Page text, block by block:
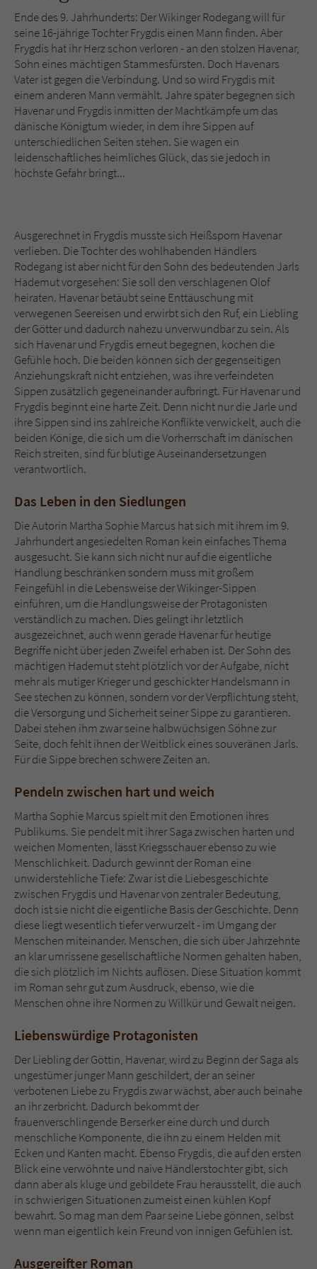
Ende des 9. Jahrhunderts: Der Wikinger Rodegang will für
seine 16-jährige Tochter Frygdis einen Mann finden. Aber
Frygdis hat ihr Herz schon verloren - an den stolzen Havenar,
Sohn eines mächtigen Stammesfürsten. Doch Havenars
Vater ist gegen die Verbindung. Und so wird Frygdis mit
einem anderen Mann vermählt. Jahre später begegnen sich
Havenar und Frygdis inmitten der Machtkämpfe um das
dänische Königtum wieder, in dem ihre Sippen auf
unterschiedlichen Seiten stehen. Sie wagen ein
leidenschaftliches heimliches Glück, das sie jedoch in
höchste Gefahr bringt...
Ausgerechnet in Frygdis musste sich Heißsporn Havenar
verlieben. Die Tochter des wohlhabenden Händlers
Rodegang ist aber nicht für den Sohn des bedeutenden Jarls
Hademut vorgesehen: Sie soll den verschlagenen Olof
heiraten. Havenar betäubt seine Enttäuschung mit
verwegenen Seereisen und erwirbt sich den Ruf, ein Liebling
der Götter und dadurch nahezu unverwundbar zu sein. Als
sich Havenar und Frygdis erneut begegnen, kochen die
Gefühle hoch. Die beiden können sich der gegenseitigen
Anziehungskraft nicht entziehen, was ihre verfeindeten
Sippen zusätzlich gegeneinander aufbringt. Für Havenar und
Frygdis beginnt eine harte Zeit. Denn nicht nur die Jarle und
ihre Sippen sind ins zahlreiche Konflikte verwickelt, auch die
beiden Könige, die sich um die Vorherrschaft im dänischen
Reich streiten, sind für blutige Auseinandersetzungen
verantwortlich.
Das Leben in den Siedlungen
Die Autorin Martha Sophie Marcus hat sich mit ihrem im 9.
Jahrhundert angesiedelten Roman kein einfaches Thema
ausgesucht. Sie kann sich nicht nur auf die eigentliche
Handlung beschränken sondern muss mit großem
Feingefühl in die Lebensweise der Wikinger-Sippen
einführen, um die Handlungsweise der Protagonisten
verständlich zu machen. Dies gelingt ihr letztlich
ausgezeichnet, auch wenn gerade Havenar für heutige
Begriffe nicht über jeden Zweifel erhaben ist. Der Sohn des
mächtigen Hademut steht plötzlich vor der Aufgabe, nicht
mehr als mutiger Krieger und geschickter Handelsmann in
See stechen zu können, sondern vor der Verpflichtung steht,
die Versorgung und Sicherheit seiner Sippe zu garantieren.
Dabei stehen ihm zwar seine halbwüchsigen Söhne zur
Seite, doch fehlt ihnen der Weitblick eines souveränen Jarls.
Für die Sippe brechen schwere Zeiten an.
Pendeln zwischen hart und weich
Martha Sophie Marcus spielt mit den Emotionen ihres
Publikums. Sie pendelt mit ihrer Saga zwischen harten und
weichen Momenten, lässt Kriegsschauer ebenso zu wie
Menschlichkeit. Dadurch gewinnt der Roman eine
unwiderstehliche Tiefe: Zwar ist die Liebesgeschichte
zwischen Frygdis und Havenar von zentraler Bedeutung,
doch ist sie nicht die eigentliche Basis der Geschichte. Denn
diese liegt wesentlich tiefer verwurzelt - im Umgang der
Menschen miteinander. Menschen, die sich über Jahrzehnte
an klar umrissene gesellschaftliche Normen gehalten haben,
die sich plötzlich im Nichts auflösen. Diese Situation kommt
im Roman sehr gut zum Ausdruck, ebenso, wie die
Menschen ohne ihre Normen zu Willkür und Gewalt neigen.
Liebenswürdige Protagonisten
Der Liebling der Göttin, Havenar, wird zu Beginn der Saga als
ungestümer junger Mann geschildert, der an seiner
verbotenen Liebe zu Frygdis zwar wächst, aber auch beinahe
an ihr zerbricht. Dadurch bekommt der
frauenverschlingende Berserker eine durch und durch
menschliche Komponente, die ihn zu einem Helden mit
Ecken und Kanten macht. Ebenso Frygdis, die auf den ersten
Blick eine verwöhnte und naive Händlerstochter gibt, sich
dann aber als kluge und gebildete Frau herausstellt, die auch
in schwierigen Situationen zumeist einen kühlen Kopf
bewahrt. So mag man dem Paar seine Liebe gönnen, selbst
wenn man eigentlich kein Freund von innigen Gefühlen ist.
Ausgereifter Roman
überprüfen.